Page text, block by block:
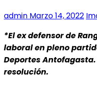
admin Marzo 14, 2022
*El ex defensor de
laboral en pleno
Deportes
resolución.